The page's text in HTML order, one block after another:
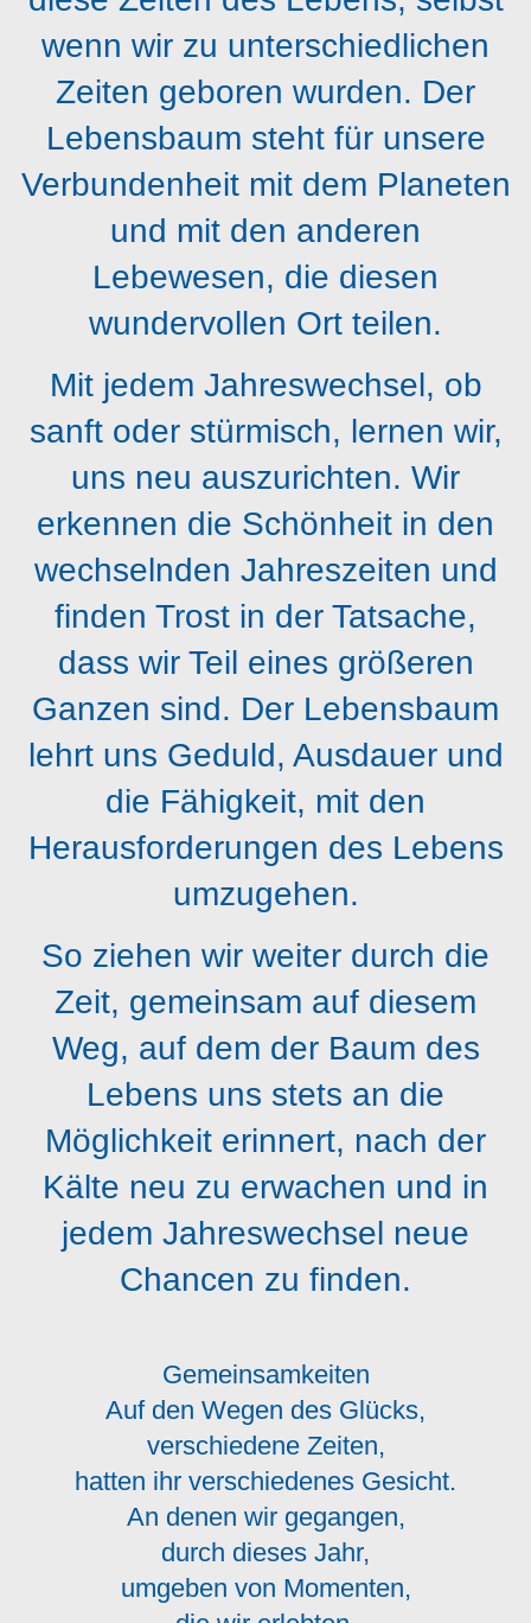
wenn wir zu unterschiedlichen
Zeiten geboren wurden. Der
Lebensbaum steht für unsere
Verbundenheit mit dem Planeten
und mit den anderen
Lebewesen, die diesen
wundervollen Ort teilen.
Mit jedem Jahreswechsel, ob
sanft oder stürmisch, lernen wir,
uns neu auszurichten. Wir
erkennen die Schönheit in den
wechselnden Jahreszeiten und
finden Trost in der Tatsache,
dass wir Teil eines größeren
Ganzen sind. Der Lebensbaum
lehrt uns Geduld, Ausdauer und
die Fähigkeit, mit den
Herausforderungen des Lebens
umzugehen.
So ziehen wir weiter durch die
Zeit, gemeinsam auf diesem
Weg, auf dem der Baum des
Lebens uns stets an die
Möglichkeit erinnert, nach der
Kälte neu zu erwachen und in
jedem Jahreswechsel neue
Chancen zu finden.
Gemeinsamkeiten
Auf den Wegen des Glücks,
verschiedene Zeiten,
hatten ihr verschiedenes Gesicht.
An denen wir gegangen,
durch dieses Jahr,
umgeben von Momenten,